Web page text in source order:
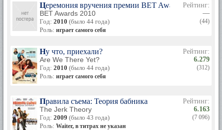
Церемония вручения премии BET Awards 2010
BET Awards 2010
Год: 2010 (было 44 года)
Роль: играет самого себя
Рейтинг:
—
(44)
Ну что, приехали?
Are We There Yet?
Год: 2010 (было 44 года)
Роль: играет самого себя
Рейтинг:
6.279
(312)
Правила съема: Теория бабника
The Jerk Theory
Год: 2009 (было 43 года)
Роль: Waiter, в титрах не указан
Рейтинг:
6.163
(7 096)